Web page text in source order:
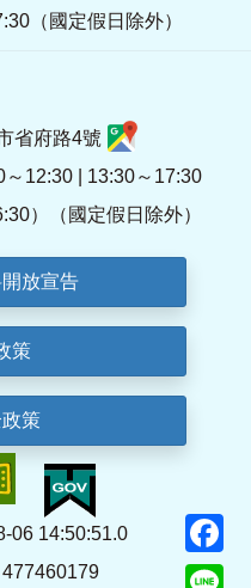
（國定假日除外）
省府路4號
12:30 | 13:30～17:30
）（國定假日除外）
放宣告
策
策
06 14:50:51.0